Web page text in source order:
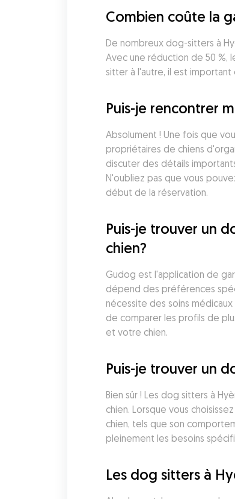
Combien coûte la
De nombreux dog-sitters à
Avec une réduction de 50 %,
sitter à l'autre, il est
Puis-je rencontrer
Absolument ! Une fois que
propriétaires de chiens
discuter des détails
N'oubliez pas que vous
début de la réservation.
Puis-je trouver un
chien?
Gudog est l'application de
dépend des préférences
nécessite des soins
de comparer les profils de
et votre chien.
Puis-je trouver un
Bien sûr ! Les dog sitters à
chien. Lorsque vous
chien, tels que son
pleinement les besoins
Les dog sitters à